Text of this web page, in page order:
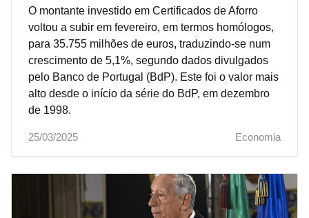
O montante investido em Certificados de Aforro
voltou a subir em fevereiro, em termos homólogos,
para 35.755 milhões de euros, traduzindo-se num
crescimento de 5,1%, segundo dados divulgados
pelo Banco de Portugal (BdP). Este foi o valor mais
alto desde o início da série do BdP, em dezembro
de 1998.
25/03/2025 Economia